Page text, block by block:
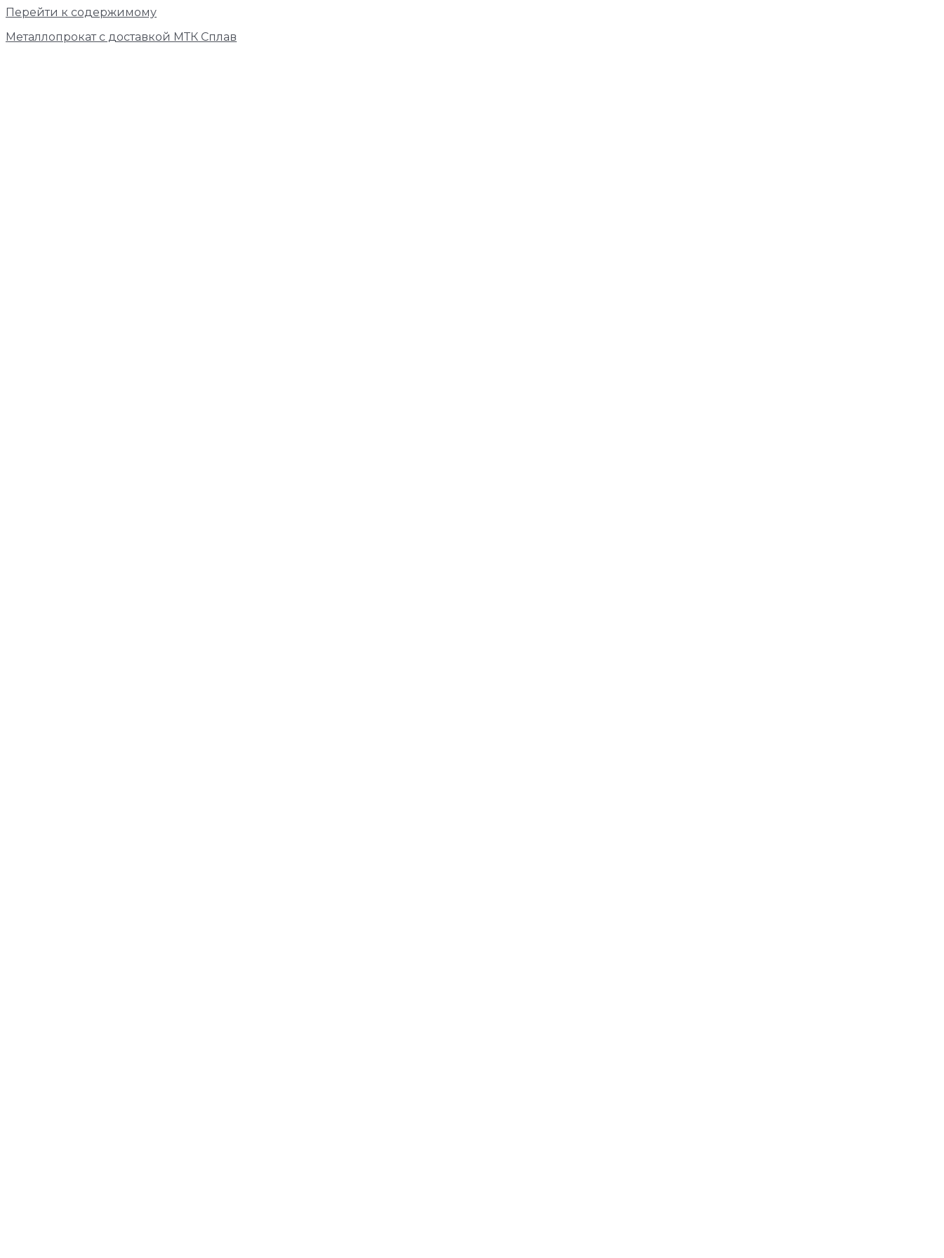
Перейти к содержимому
Металлопрокат с доставкой МТК Сплав